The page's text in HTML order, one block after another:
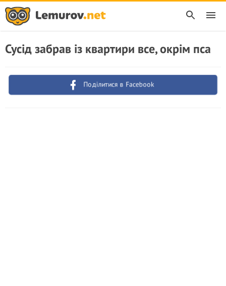
Сусід забрав із квартири все, окрім пса
Поділитися в Facebook